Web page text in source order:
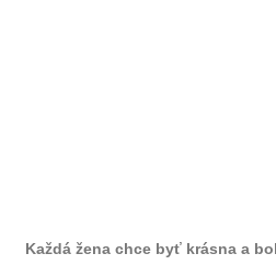
Každá žena chce byť krásna a